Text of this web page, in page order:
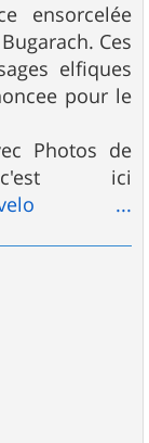
ensorcelée
Ces
elfiques
pour le
Photos de
ici
velo ...